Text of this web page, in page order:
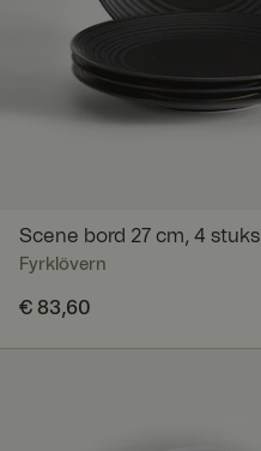
Scene bord 27 cm, 4 stuks
Fyrklövern
Prijs:€ 83,60
€ 83,60